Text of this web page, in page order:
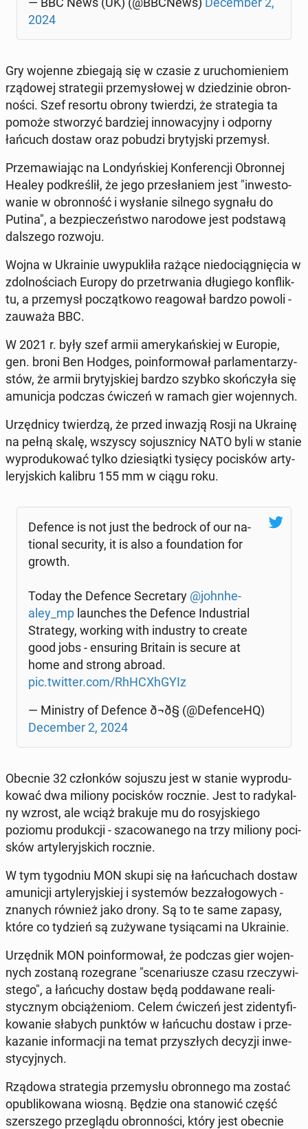
2024
Gry wojenne zbie­ga­ją się w czasie z uru­cho­mie­niem
rzą­do­wej stra­te­gii prze­my­sło­wej w dzie­dzi­nie obron­
no­ści. Szef resortu obrony twier­dzi, że stra­te­gia ta
pomoże stwo­rzyć bar­dziej in­no­wa­cyj­ny i odporny
łańcuch dostaw oraz pobudzi bry­tyj­ski prze­mysł.
Prze­ma­wia­jąc na Lon­dyń­skiej Kon­fe­ren­cji Obron­nej
Healey pod­kre­ślił, że jego prze­sła­niem jest "in­we­sto­
wa­nie w obron­ność i wy­sła­nie silnego sygnału do
Putina", a bez­pie­czeń­stwo na­ro­do­we jest pod­sta­wą
dal­sze­go rozwoju.
Wojna w Ukra­inie uwy­pu­kli­ła rażące nie­do­cią­gnię­cia w
zdol­no­ściach Europy do prze­trwa­nia dłu­gie­go kon­flik­
tu, a prze­mysł po­cząt­ko­wo re­ago­wał bardzo powoli -
zauważa BBC.
W 2021 r. były szef armii ame­ry­kań­skiej w Europie,
gen. broni Ben Hodges, po­in­for­mo­wał par­la­men­ta­rzy­
stów, że armii bry­tyj­skiej bardzo szybko skoń­czy­ła się
amu­ni­cja podczas ćwiczeń w ramach gier wo­jen­nych.
Urzęd­ni­cy twier­dzą, że przed inwazją Rosji na Ukrainę
na pełną skalę, wszyscy so­jusz­ni­cy NATO byli w stanie
wy­pro­du­ko­wać tylko dzie­siąt­ki tysięcy po­ci­sków ar­ty­
le­ryj­skich kalibru 155 mm w ciągu roku.
Defence is not just the bedrock of our na­
tio­nal se­cu­ri­ty, it is also a fo­un­da­tion for
growth.
Today the Defence Se­cre­ta­ry @john­he­
aley_mp laun­ches the Defence In­du­strial
Stra­te­gy, working with in­du­stry to create
good jobs - en­su­ring Britain is secure at
home and strong abroad.
pic.twitter.com/RhH­CXh­GY­Iz
— Mi­ni­stry of Defence ð¬ð§ (@De­fen­ce­HQ)
De­cem­ber 2, 2024
Obecnie 32 człon­ków sojuszu jest w stanie wy­pro­du­
ko­wać dwa miliony po­ci­sków rocznie. Jest to ra­dy­kal­
ny wzrost, ale wciąż brakuje mu do ro­syj­skie­go
poziomu pro­duk­cji - sza­co­wa­ne­go na trzy miliony po­ci­
sków ar­ty­le­ryj­skich rocznie.
W tym ty­go­dniu MON skupi się na łań­cu­chach dostaw
amu­ni­cji ar­ty­le­ryj­skiej i sys­te­mów bez­za­ło­go­wych -
znanych również jako drony. Są to te same zapasy,
które co tydzień są zu­ży­wa­ne ty­sią­ca­mi na Ukra­inie.
Urzęd­nik MON po­in­for­mo­wał, że podczas gier wo­jen­
nych zostaną ro­ze­gra­ne "sce­na­riu­sze czasu rze­czy­wi­
ste­go", a łań­cu­chy dostaw będą pod­da­wa­ne re­ali­
stycz­nym ob­cią­że­niom. Celem ćwiczeń jest zi­den­ty­fi­
ko­wa­nie słabych punktów w łań­cu­chu dostaw i prze­
ka­za­nie in­for­ma­cji na temat przy­szłych decyzji in­we­
sty­cyj­nych.
Rządowa stra­te­gia prze­my­słu obron­ne­go ma zostać
opu­bli­ko­wa­na wiosną. Będzie ona sta­no­wić część
szer­sze­go prze­glą­du obron­no­ści, który jest obecnie